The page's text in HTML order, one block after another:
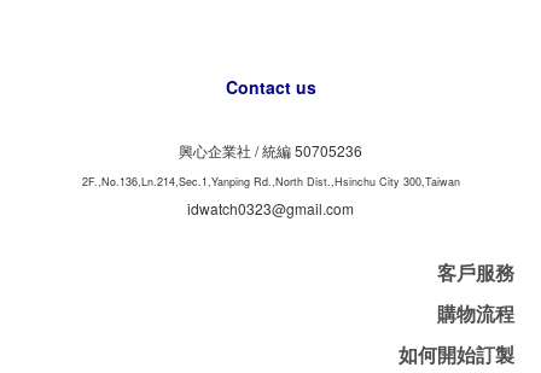
Contact us
興心企業社 /統編 50705236
2F.,No.136,Ln.214,Sec.1,Yanping Rd.,North Dist.,Hsinchu City 300,Taiwan
idwatch0323@gmail.com
客戶服務
購物流程
如何開始訂製